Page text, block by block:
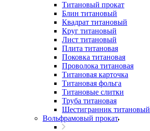
Титановый прокат
Блин титановый
Квадрат титановый
Круг титановый
Лист титановый
Плита титановая
Поковка титановая
Проволока титановая
Титановая карточка
Титановая фольга
Титановые слитки
Труба титановая
Шестигранник титановый
Вольфрамовый прокат